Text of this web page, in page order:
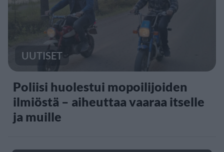
UUTISET
Poliisi huolestui mopoilijoiden
ilmiöstä – aiheuttaa vaaraa itselle
ja muille